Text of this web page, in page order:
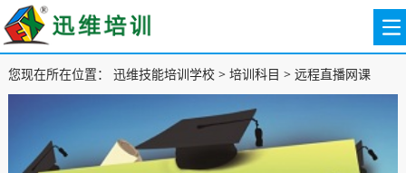
您现在所在位置： 迅维技能培训学校> 培训科目 > 远程直播网课